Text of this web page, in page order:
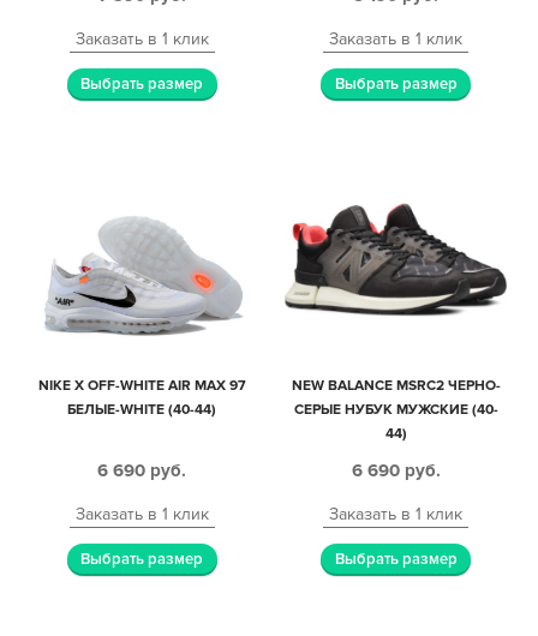
Заказать в 1 клик
Выбрать размер
Заказать в 1 клик
Выбрать размер
NIKE X OFF-WHITE AIR MAX 97
БЕЛЫЕ-WHITE (40-44)
6 690 руб.
Заказать в 1 клик
Выбрать размер
NEW BALANCE MSRC2 ЧЕРНО-
СЕРЫЕ НУБУК МУЖСКИЕ (40-
44)
6 690 руб.
Заказать в 1 клик
Выбрать размер